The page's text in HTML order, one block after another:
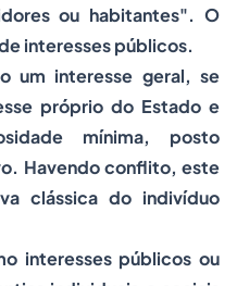
ou habitantes". O
interesses públicos.
um interesse geral, se
próprio do Estado e
mínima, posto
Havendo conflito, este
clássica do indivíduo
interesses públicos ou